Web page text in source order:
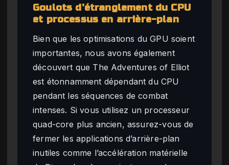
Goulots d’étranglement du CPU
et processus en arrière-plan
Bien que les optimisations du GPU soient
importantes, nous avons également
découvert que The Adventures of Elliot
est étonnamment dépendant du CPU
pendant les séquences de combat
intenses. Si vous utilisez un processeur
quad-core plus ancien, assurez-vous de
fermer les applications d’arrière-plan
inutiles comme l’accélération matérielle